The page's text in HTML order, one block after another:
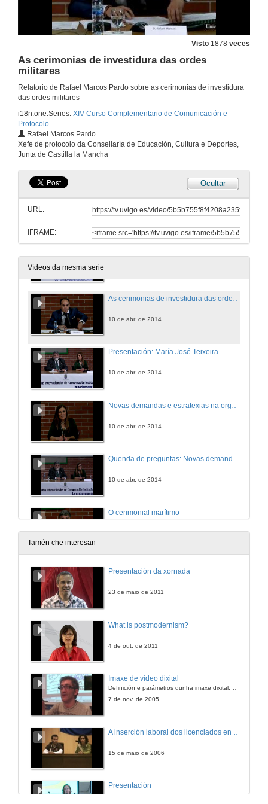
Visto 1878 veces
As cerimonias de investidura das ordes
militares
Relatorio de Rafael Marcos Pardo sobre as cerimonias de investidura
das ordes militares
i18n.one.Series: XIV Curso Complementario de Comunicación e
Protocolo
Rafael Marcos Pardo
Xefe de protocolo da Consellaría de Educación, Cultura e Deportes,
Junta de Castilla la Mancha
Ocultar
URL:
IFRAME:
Vídeos da mesma serie
Os premios Metre Mateo do audiovisual galego
Valor simbólico e utilidade da heráldica na imaxe pública das institucións no século XXI
10 de abr. de 2014
Presentación: Rafael Marcos Pardo
10 de abr. de 2014
Presentación: María José Teixeira
10 de abr. de 2014
10 de abr. de 2014
Quenda de preguntas: Novas demandas e estratexias na organización de congresos profesionais
10 de abr. de 2014
O cerimonial marítimo
10 de abr. de 2014
Tamén che interesan
Presentación da xornada
23 de maio de 2011
What is postmodernism?
4 de out. de 2011
Imaxe de vídeo dixital
7 de nov. de 2005
15 de maio de 2006
Presentación